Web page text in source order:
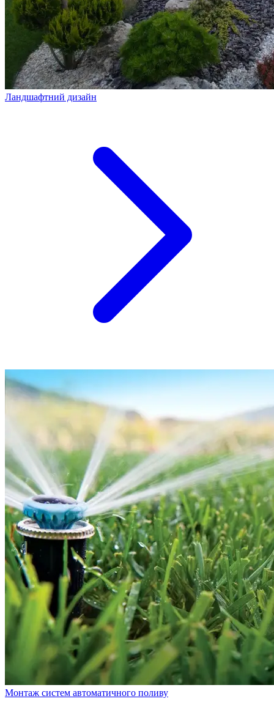
Ландшафтний дизайн
Монтаж систем автоматичного поливу